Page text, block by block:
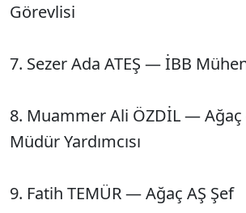
Görevlisi
7. Sezer Ada ATEŞ — İBB
8. Muammer Ali ÖZDİL — Ağaç
Müdür Yardımcısı
9. Fatih TEMÜR — Ağaç AŞ Şef